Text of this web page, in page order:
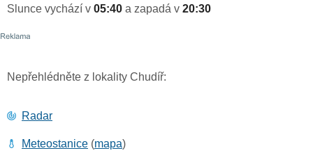
Slunce vychází v 05:40 a zapadá v 20:30
Nepřehlédněte z lokality Chudíř:
Radar
Meteostanice (mapa)